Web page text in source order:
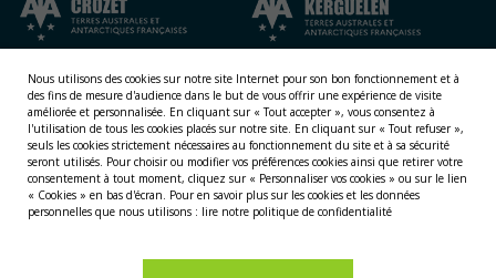
NOS TERRITOIRES
Nous utilisons des cookies sur notre site Internet pour son bon fonctionnement et à
des fins de mesure d'audience dans le but de vous offrir une expérience de visite
améliorée et personnalisée. En cliquant sur « Tout accepter », vous consentez à
l'utilisation de tous les cookies placés sur notre site. En cliquant sur « Tout refuser »,
seuls les cookies strictement nécessaires au fonctionnement du site et à sa sécurité
seront utilisés. Pour choisir ou modifier vos préférences cookies ainsi que retirer votre
consentement à tout moment, cliquez sur « Personnaliser vos cookies » ou sur le lien
« Cookies » en bas d'écran. Pour en savoir plus sur les cookies et les données
personnelles que nous utilisons : lire notre politique de confidentialité